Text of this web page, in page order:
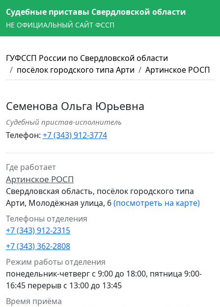
Судебные приставы Свердловской области
НЕ ОФИЦИАЛЬНЫЙ САЙТ ФССП
ГУФССП России по Свердловской области
посёлок городского типа Арти
Артинское РОСП
Семенова Ольга Юрьевна
Судебный пристав-исполнитель
Телефон: +7 (343) 912-3774
Где работает
Артинское РОСП
Свердловская область, посёлок городского типа
Арти, Молодёжная улица, 6(посмотреть на карте)
Телефоны отделения
+7 (343) 912-2315
+7 (343) 362-2808
Режим работы отделения
понедельник-четверг с 9:00 до 18:00, пятница 9:00-
16:45 перерыв с 13:00 до 13:45
Время приёма